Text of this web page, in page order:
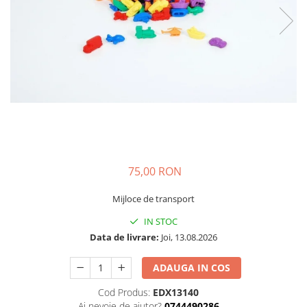
Biciclete si Triciclete
Amenajări camere senzoriale
Echipamente camere senzoriale
Oferte pentru Camere Senzoriale
Creativitate si indemanare
Cuburi și cărămizi
Instrumente muzicale
75,00 RON
Mijloce de transport
IN STOC
Data de livrare: Joi, 13.08.2026
ADAUGA IN COS
Cod Produs: EDX13140